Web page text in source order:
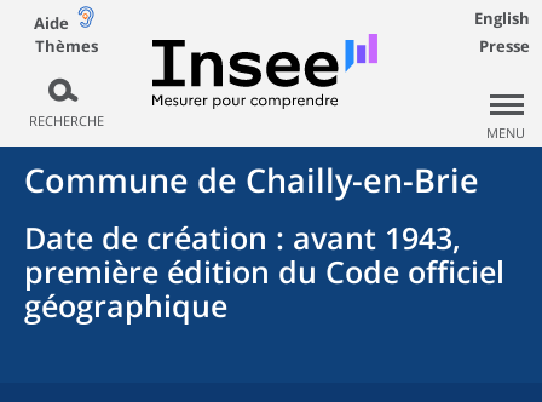
Aide
Thèmes
RECHERCHE
English
Presse
MENU
Commune de Chailly-en-Brie
Date de création : avant 1943,
première édition du Code officiel
géographique